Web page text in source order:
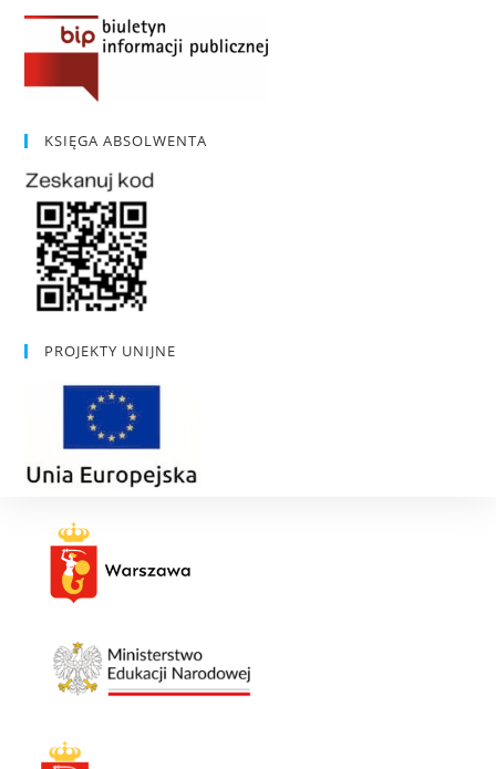
KSIĘGA ABSOLWENTA
PROJEKTY UNIJNE